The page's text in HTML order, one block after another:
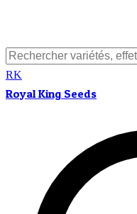
RK
Royal King Seeds